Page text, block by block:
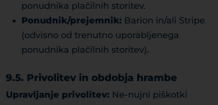
ponudnika plačilnih storitev.
Ponudnik/prejemnik: Barion in/ali Stripe
(odvisno od trenutno uporabljenega
ponudnika plačilnih storitev).
9.5. Privolitev in obdobja hrambe
Upravljanje privolitev: Ne-nujni piškotki